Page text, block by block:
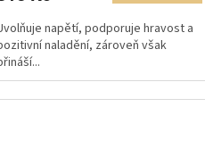
napětí, podporuje hravost a
naladění, zároveň však